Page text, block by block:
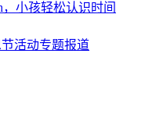
，小孩轻松认识时间
活动专题报道